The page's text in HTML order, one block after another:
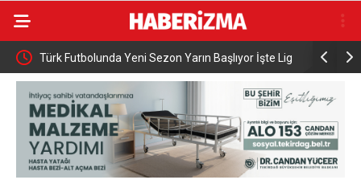
Başlıyor İşte Lig
Maç Takvimi
Adalet Bakanı Gürlek eski Özel Harekat Başkanı
Behçet Oktay’ın yakınlarını kabul etti